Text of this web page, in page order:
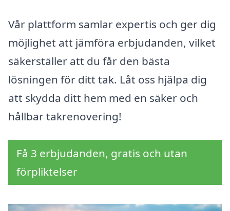
Vår plattform samlar expertis och ger dig
möjlighet att jämföra erbjudanden, vilket
säkerställer att du får den bästa
lösningen för ditt tak. Låt oss hjälpa dig
att skydda ditt hem med en säker och
hållbar takrenovering!
Få 3 erbjudanden, gratis och utan
förpliktelser